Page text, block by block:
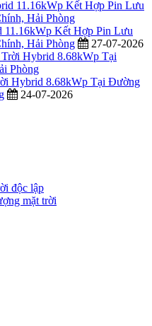
Kết Hợp Pin Lưu
Hải Phòng
27-07-2026
Hybrid 8.68kWp Tại Đường
24-07-2026
độc lập
mặt trời